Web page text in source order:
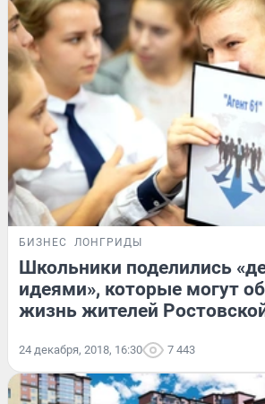
БИЗНЕС ЛОНГРИДЫ
Школьники поделились
идеями», которые могут
жизнь жителей
24 декабря, 2018, 16:30 7 443